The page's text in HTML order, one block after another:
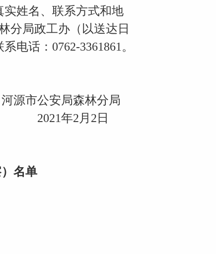
姓名、联系方式和地
分局政工办（以送达日
电话：0762-3361861。
河源市公安局森林分局
2021年2月2日
名单